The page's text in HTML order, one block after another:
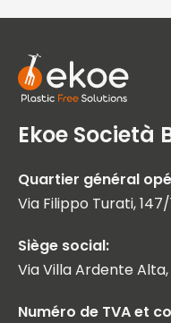
Ekoe Società
Quartier général
Via Filippo Turati,
Siège social:
Via Villa Ardente
Numéro de TVA et